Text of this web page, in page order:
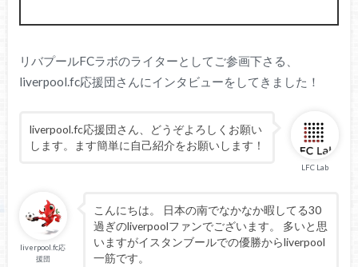
リバプールFCラボのライターとしてご参画下さる、
liverpool.fc応援団さんにインタビューをしてきました！
LFC Lab
liverpool.fc応援団さん、どうぞよろしくお願い
します。ます簡単に自己紹介をお願いします！
liverpool.fc応
援団
こんにちは。 日本の南でなかなか暇してる30
過ぎのliverpoolファンでございます。 多いと思
いますがイスタンブールでの優勝からliverpool
一筋です。